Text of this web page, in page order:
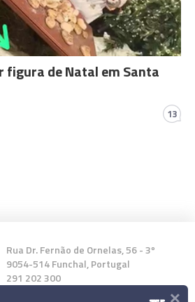
de Natal em Santa
13
Rua Dr. Fernão de Ornelas, 56 - 3º
9054-514 Funchal, Portugal
291 202 300